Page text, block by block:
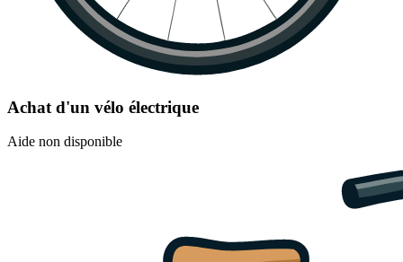
Achat d'un vélo électrique
Aide non disponible